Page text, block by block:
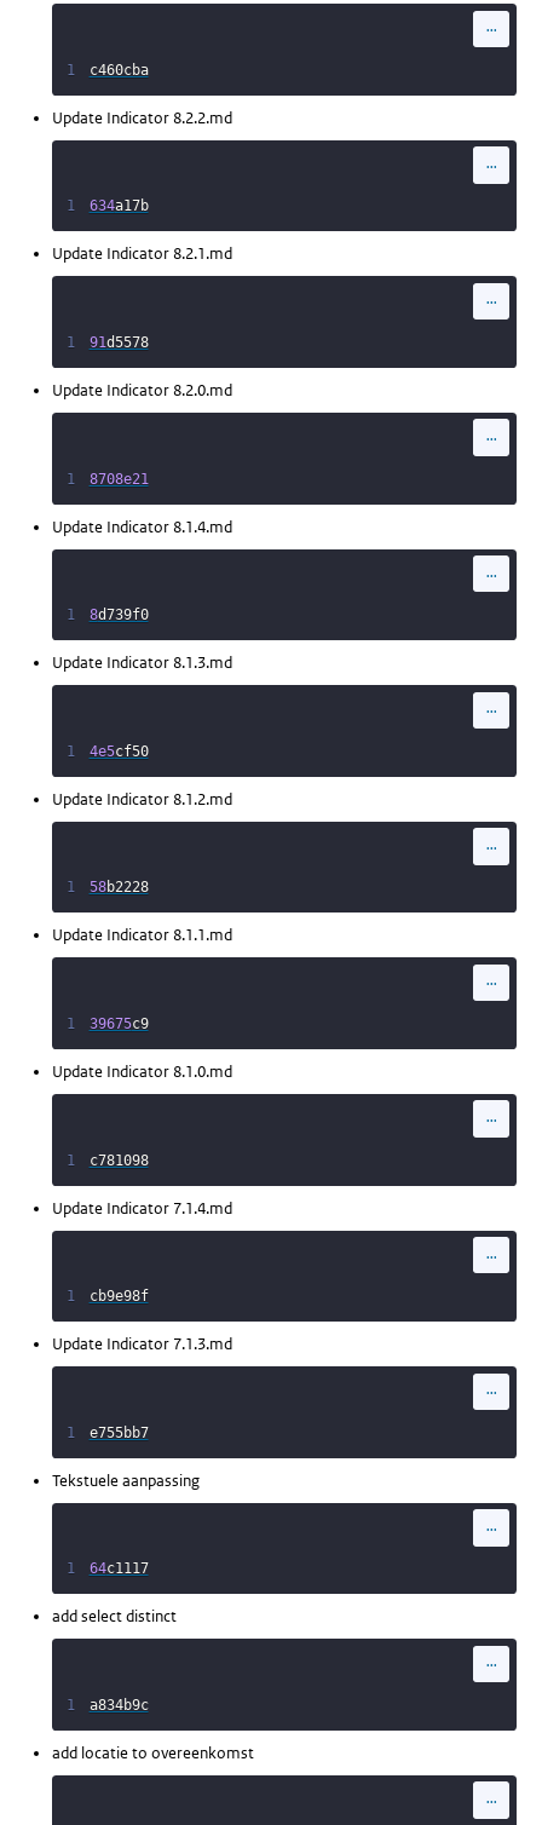
...
1 c460cba
Update Indicator 8.2.2.md
...
1 634a17b
Update Indicator 8.2.1.md
...
1 91d5578
Update Indicator 8.2.0.md
...
1 8708e21
Update Indicator 8.1.4.md
...
1 8d739f0
Update Indicator 8.1.3.md
...
1 4e5cf50
Update Indicator 8.1.2.md
...
1 58b2228
Update Indicator 8.1.1.md
...
1 39675c9
Update Indicator 8.1.0.md
...
1 c781098
Update Indicator 7.1.4.md
...
1 cb9e98f
Update Indicator 7.1.3.md
...
1 e755bb7
Tekstuele aanpassing
...
1 64c1117
add select distinct
...
1 a834b9c
add locatie to overeenkomst
...